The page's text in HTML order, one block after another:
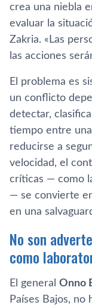
crea una niebla
evaluar la
Zakria. «Las
las acciones
El problema es
un conflicto
detectar,
tiempo entre
reducirse a
velocidad, el
críticas — como
— se convierte
en una
No son
como
El general Onno
Países Bajos, no